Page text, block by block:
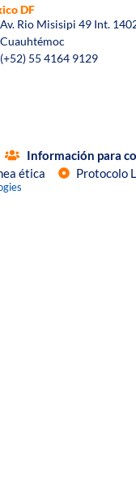
DF
Av. Rio Misisipi 49 Int.
Cuauhtémoc
(+52) 55 4164 9129
Información para
ética Protocolo